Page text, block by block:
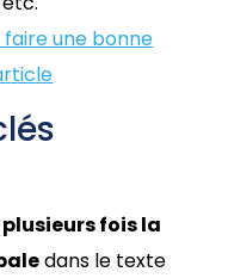
une bonne
fois la
dans le texte